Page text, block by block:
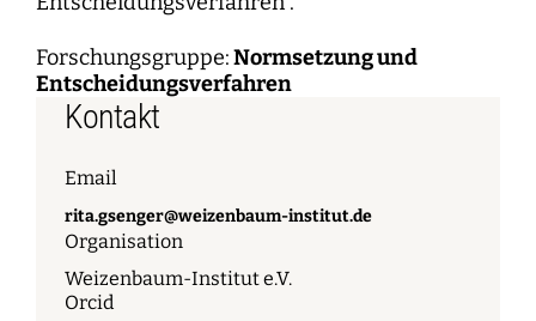
Forschungsgruppe:Normsetzung und
Entscheidungsverfahren
Kontakt
Email
rita.gsenger@weizenbaum-institut.de
Organisation
Weizenbaum-Institut e.V.
Orcid